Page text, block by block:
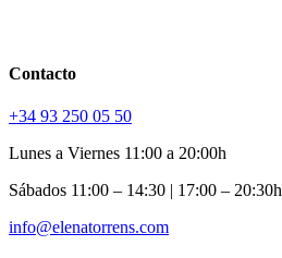
Contacto
+34 93 250 05 50
Lunes a Viernes 11:00 a 20:00h
Sábados 11:00 – 14:30 | 17:00 – 20:30h
info@elenatorrens.com